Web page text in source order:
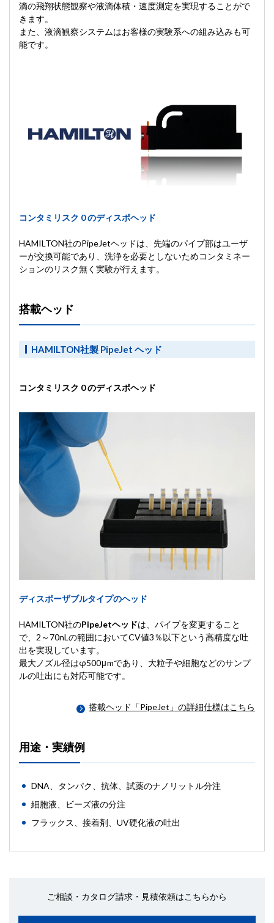
滴の飛翔状態観察や液滴体積・速度測定を実現することがで
きます。
また、液滴観察システムはお客様の実験系への組み込みも可
能です。
コンタミリスク 0 のディスポヘッド
HAMILTON社のPipeJetヘッドは、先端のパイプ部はユーザ
ーが交換可能であり、洗浄を必要としないためコンタミネー
ションのリスク無く実験が行えます。
搭載ヘッド
HAMILTON社製 PipeJet ヘッド
コンタミリスク 0 のディスポヘッド
ディスポーザブルタイプのヘッド
HAMILTON社のPipeJetヘッドは、パイプを変更すること
で、2～70nLの範囲においてCV値3％以下という高精度な吐
出を実現しています。
最大ノズル径はφ500μmであり、大粒子や細胞などのサンプ
ルの吐出にも対応可能です。
搭載ヘッド「PipeJet」の詳細仕様はこちら
用途・実績例
DNA、タンパク、抗体、試薬のナノリットル分注
細胞液、ビーズ液の分注
フラックス、接着剤、UV硬化液の吐出
ご相談・カタログ請求・見積依頼はこちらから